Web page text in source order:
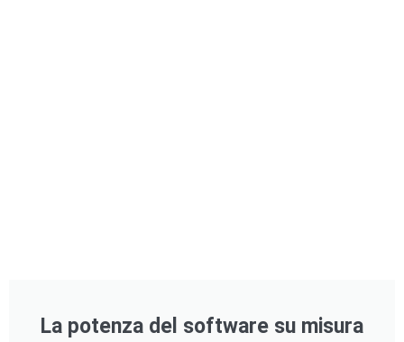
La potenza del software su misura